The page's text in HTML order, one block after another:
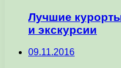
Лучшие
и экскурсии
09.11.2016